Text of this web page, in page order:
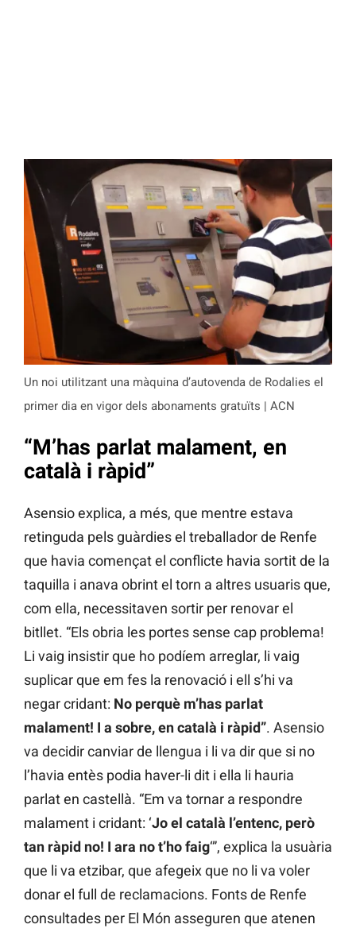
Un noi utilitzant una màquina d’autovenda de Rodalies el
primer dia en vigor dels abonaments gratuïts | ACN
“M’has parlat malament, en
català i ràpid”
Asensio explica, a més, que mentre estava
retinguda pels guàrdies el treballador de Renfe
que havia començat el conflicte havia sortit de la
taquilla i anava obrint el torn a altres usuaris que,
com ella, necessitaven sortir per renovar el
bitllet. “Els obria les portes sense cap problema!
Li vaig insistir que ho podíem arreglar, li vaig
suplicar que em fes la renovació i ell s’hi va
negar cridant: No perquè m’has parlat
malament! I a sobre, en català i ràpid”. Asensio
va decidir canviar de llengua i li va dir que si no
l’havia entès podia haver-li dit i ella li hauria
parlat en castellà. “Em va tornar a respondre
malament i cridant: ‘Jo el català l’entenc, però
tan ràpid no! I ara no t’ho faig‘”, explica la usuària
que li va etzibar, que afegeix que no li va voler
donar el full de reclamacions. Fonts de Renfe
consultades per El Món asseguren que atenen